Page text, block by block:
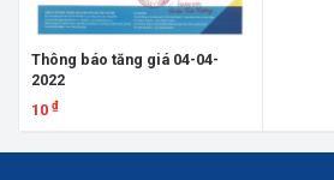
Thông báo tăng giá 04-04-
2022
10 ₫